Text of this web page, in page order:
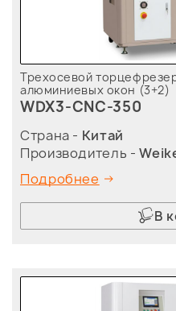
Трехосевой
алюминиевых окон (3+2)
WDX3-CNC-350
Страна - Китай
Производитель -
Подробнее
В